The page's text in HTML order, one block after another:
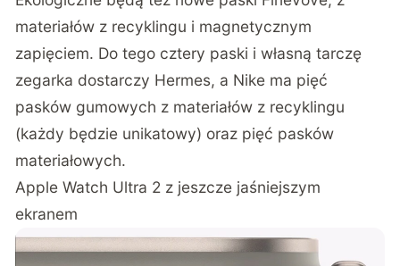
materiałów z recyklingu i magnetycznym
zapięciem. Do tego cztery paski i własną tarczę
zegarka dostarczy Hermes, a Nike ma pięć
pasków gumowych z materiałów z recyklingu
(każdy będzie unikatowy) oraz pięć pasków
materiałowych.
Apple Watch Ultra 2 z jeszcze jaśniejszym
ekranem